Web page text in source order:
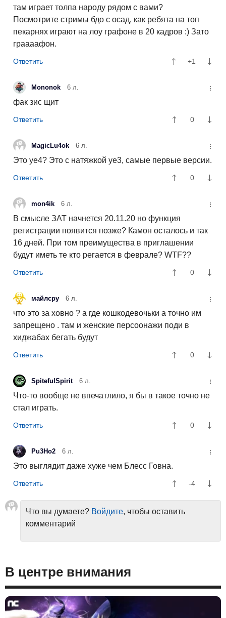
там играет толпа народу рядом с вами?
Посмотрите стримы бдо с осад, как ребята на топ
пекарнях играют на лоу графоне в 20 кадров :) Зато
граааафон.
+1
Mononok 6 л.
фак зис щит
0
MagicLu4ok 6 л.
Это уе4? Это с натяжкой уе3, самые первые версии.
0
mon4ik 6 л.
В смысле ЗАТ начнется 20.11.20 но функция
регистрации появится позже? Камон осталось и так
16 дней. При том преимущества в приглашении
будут иметь те кто регается в феврале? WTF??
0
майлсру 6 л.
что это за ховно ? а где кошкодевочьки а точно им
запрещено . там и женские персоонажи поди в
хиджабах бегать будут
0
SpitefulSpirit 6 л.
Что-то вообще не впечатлило, я бы в такое точно не
стал играть.
0
Pu3Ho2 6 л.
Это выглядит даже хуже чем Блесс Говна.
-4
Что вы думаете? Войдите, чтобы оставить
комментарий
В центре внимания